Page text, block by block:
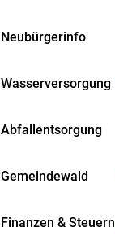
Neubürgerinfo
Wasserversorgung
Abfallentsorgung
Gemeindewald
Finanzen & Steuern